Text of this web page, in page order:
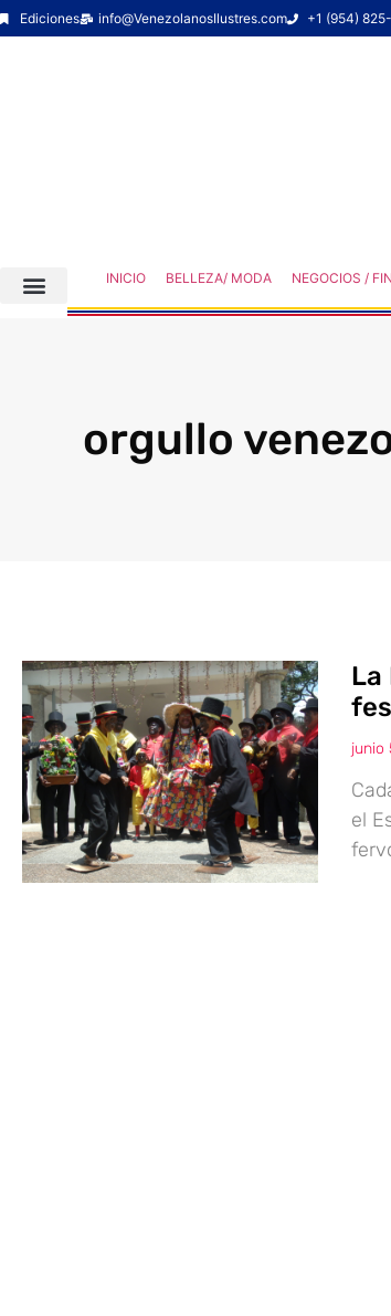
Ediciones info@VenezolanosIlustres.com +1 (954)
INICIO BELLEZA/ MODA NEGOCIOS /
orgullo
La
junio
el